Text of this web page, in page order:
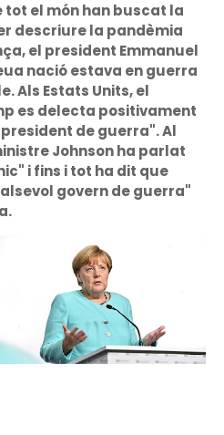
el món han buscat la
descriure la pandèmia
el president Emmanuel
nació estava en guerra
Als Estats Units, el
es delecta positivament
de guerra". Al
Johnson ha parlat
i fins i tot ha dit que
govern de guerra"